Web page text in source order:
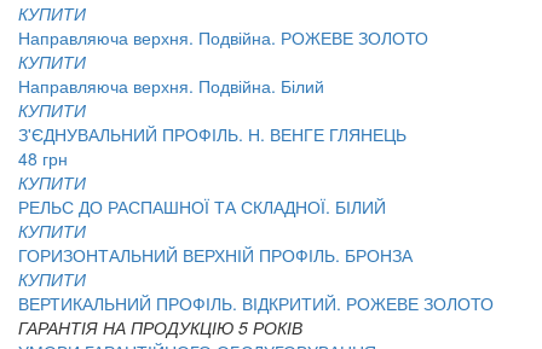
КУПИТИ
Направляюча верхня. Подвійна. РОЖЕВЕ ЗОЛОТО
КУПИТИ
Направляюча верхня. Подвійна. Білий
КУПИТИ
З'ЄДНУВАЛЬНИЙ ПРОФІЛЬ. Н. ВЕНГЕ ГЛЯНЕЦЬ
48 грн
КУПИТИ
РЕЛЬС ДО РАСПАШНОЇ ТА СКЛАДНОЇ. БІЛИЙ
КУПИТИ
ГОРИЗОНТАЛЬНИЙ ВЕРХНІЙ ПРОФІЛЬ. БРОНЗА
КУПИТИ
ВЕРТИКАЛЬНИЙ ПРОФІЛЬ. ВІДКРИТИЙ. РОЖЕВЕ ЗОЛОТО
ГАРАНТІЯ НА ПРОДУКЦІЮ 5 РОКІВ